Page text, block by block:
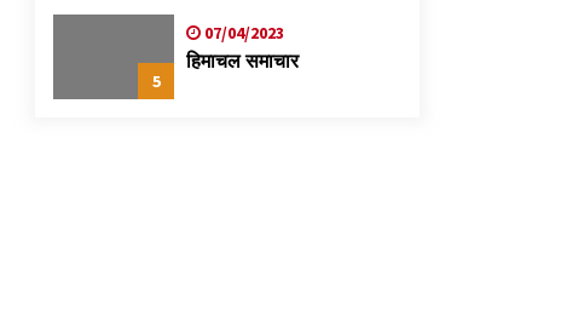
5
07/04/2023
हिमाचल समाचार